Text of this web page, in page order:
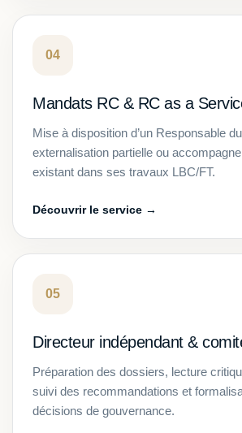
04
Mandats RC & RC as a
Mise à disposition d’un Responsable
externalisation partielle ou
existant dans ses travaux LBC/FT.
Découvrir le service →
05
Directeur indépendant &
Préparation des dossiers, lecture
suivi des recommandations et
décisions de gouvernance.